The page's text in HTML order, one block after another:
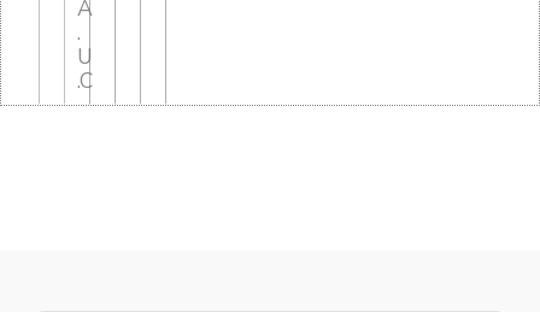
A
.
U
.C